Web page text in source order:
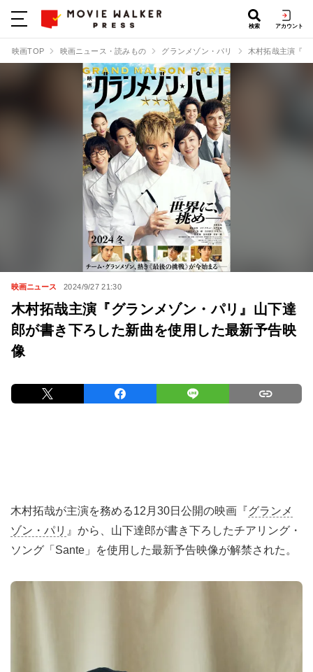
検索 アカウント
映画TOP 映画ニュース・読みもの グランメゾン・パリ 木村拓哉主演『
映画ニュース 2024/9/27 21:30
木村拓哉主演『グランメゾン・パリ』山下達
郎が書き下ろした新曲を使用した最新予告映
像
木村拓哉が主演を務める12月30日公開の映画『グランメ
ゾン・パリ 』から、山下達郎が書き下ろしたチアリング・
ソング「Sante」を使用した最新予告映像が解禁された。